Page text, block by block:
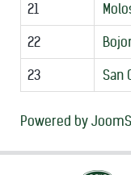
21
22
23 San
Powered by